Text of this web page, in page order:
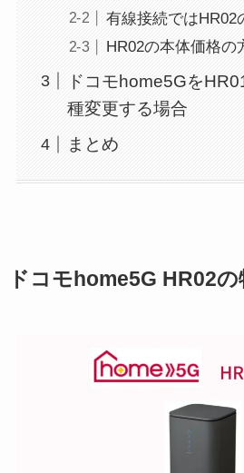
有線接続ではHR02
HR02の本体価格の
ドコモhome5Gを
種変更する場合
まとめ
ドコモhome5G HR02の